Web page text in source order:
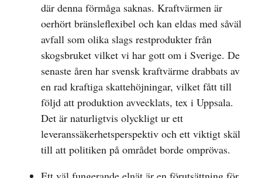
där denna förmåga saknas. Kraftvärmen är
oerhört bränsleflexibel och kan eldas med såväl
avfall som olika slags restprodukter från
skogsbruket vilket vi har gott om i Sverige. De
senaste åren har svensk kraftvärme drabbats av
en rad kraftiga skattehöjningar, vilket fått till
följd att produktion avvecklats, tex i Uppsala.
Det är naturligtvis olyckligt ur ett
leveranssäkerhetsperspektiv och ett viktigt skäl
till att politiken på området borde omprövas.